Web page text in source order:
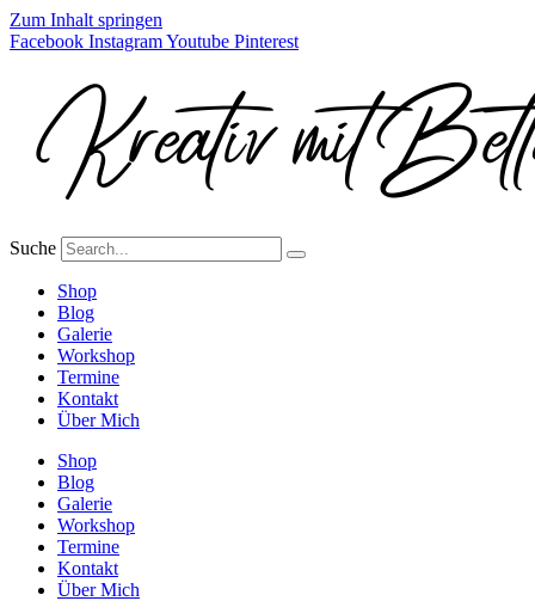
Zum Inhalt springen
Facebook InstagramYoutube Pinterest
Suche
Shop
Blog
Galerie
Workshop
Termine
Kontakt
Über Mich
Shop
Blog
Galerie
Workshop
Termine
Kontakt
Über Mich